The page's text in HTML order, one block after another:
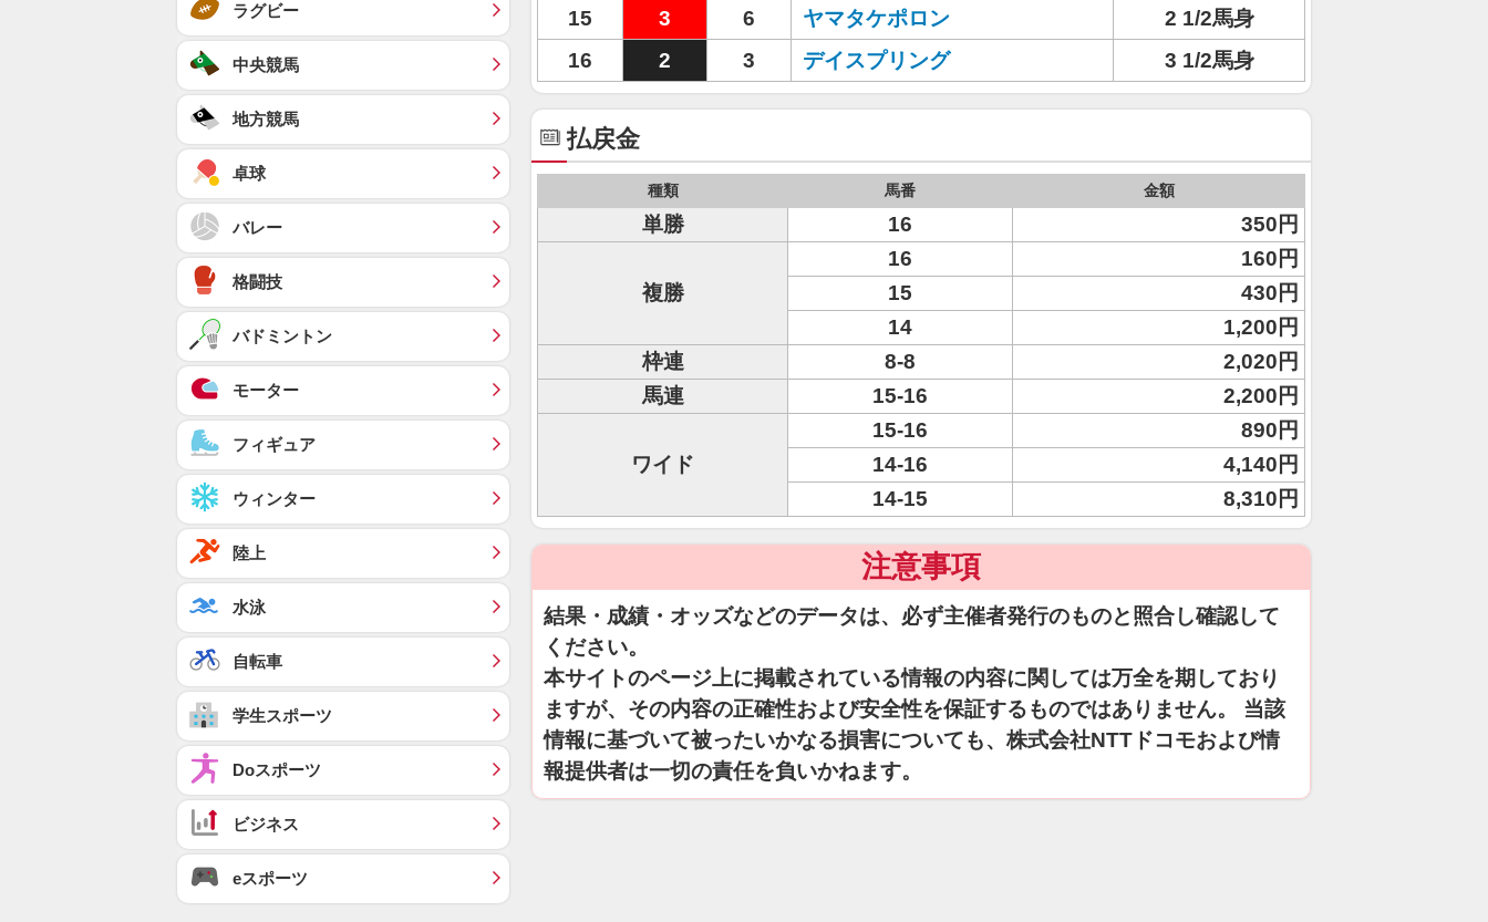
15
3 6 ヤマタケポロン
2 1/2馬身
16
2 3 デイスプリング 3 1/2馬身
払戻金
種類 馬番 金額
単勝 16 350円
複勝
16
160円
15
430円
14
1,200円
枠連
8-8
2,020円
馬連
15-16 2,200円
ワイド
15-16
890円
14-16
4,140円
14-15
8,310円
注意事項
結果・成績・オッズなどのデータは、必ず主催者発行のものと照合し確認して
ください。
本サイトのページ上に掲載されている情報の内容に関しては万全を期しており
ますが、その内容の正確性および安全性を保証するものではありません。 当該
情報に基づいて被ったいかなる損害についても、株式会社NTTドコモおよび情
報提供者は一切の責任を負いかねます。
ラグビー
中央競馬
地方競馬
卓球
バレー
格闘技
バドミントン
モーター
フィギュア
ウィンター
陸上
水泳
自転車
学生スポーツ
Doスポーツ
ビジネス
eスポーツ